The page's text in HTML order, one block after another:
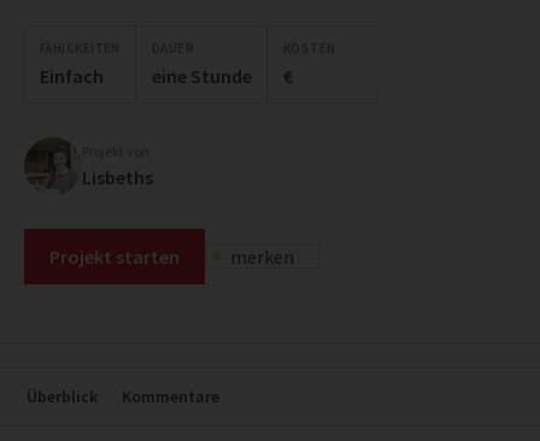
Einfach eine Stunde €
Lisbeths
Projekt starten merken
Überblick Kommentare